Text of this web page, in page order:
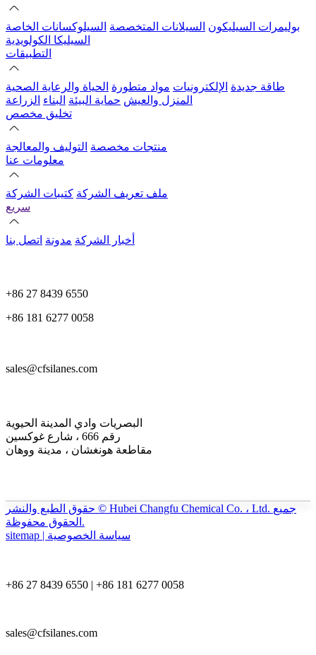
بوليمرات السيليكون السيلانات المتخصصة السيلوكسانات الخاصة
السيليكا الكولويدية
التطبيقات
طاقة جديدة الإلكترونيات مواد متطورة الحياة والرعاية الصحية
المنزل والعيش حماية البيئة البناء الزراعة
تخليق مخصص
منتجات مخصصة التوليف والمعالجة
معلومات عنا
ملف تعريف الشركة كتيبات الشركة
سريع
أخبار الشركة مدونة اتصل بنا
+86 27 8439 6550
+86 181 6277 0058
sales@cfsilanes.com
البصريات وادي المدينة الحيوية
رقم 666 ، شارع غوكسين
مقاطعة هونغشان ، مدينة ووهان
حقوق الطبع والنشر © Hubei Changfu Chemical Co. ، Ltd. جميع
الحقوق محفوظة.
sitemap | سياسة الخصوصية
+86 27 8439 6550 | +86 181 6277 0058
sales@cfsilanes.com